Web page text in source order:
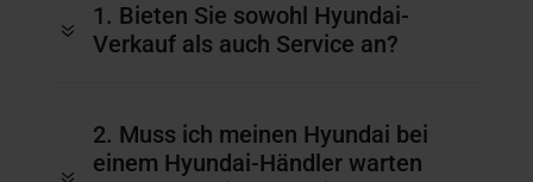
7
1. Bieten Sie sowohl Hyundai-
Verkauf als auch Service an?
2. Muss ich meinen Hyundai bei
einem Hyundai-Händler warten